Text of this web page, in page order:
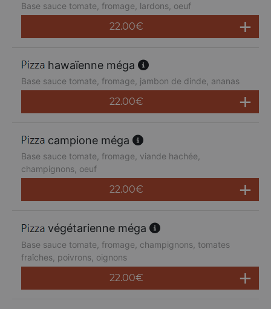
Base sauce tomate, fromage, lardons, oeuf
22.00€
hawaïenne méga
Base sauce tomate, fromage, jambon de dinde, ananas
22.00€
campione méga
Base sauce tomate, fromage, viande hachée,
champignons, oeuf
22.00€
végétarienne méga
Base sauce tomate, fromage, champignons, tomates
fraîches, poivrons, oignons
22.00€